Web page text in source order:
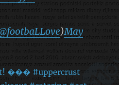
)May